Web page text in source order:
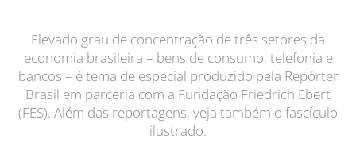
Elevado grau de concentração de três setores da
economia brasileira – bens de consumo, telefonia e
bancos – é tema de especial produzido pela Repórter
Brasil em parceria com a Fundação Friedrich Ebert
(FES). Além das reportagens, veja também o fascículo
ilustrado.